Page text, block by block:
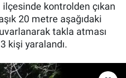
ilçesinde kontrolden çıkan
20 metre aşağıdaki
takla atması
kişi yaralandı.